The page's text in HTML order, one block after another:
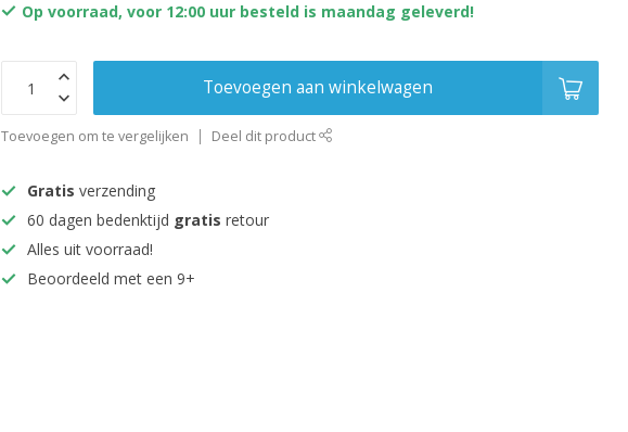
Op voorraad, voor 12:00 uur besteld is maandag geleverd!
Toevoegen aan winkelwagen
Toevoegen om te vergelijken Deel dit product
Gratis verzending
60 dagen bedenktijd gratis retour
Alles uit voorraad!
Beoordeeld met een 9+